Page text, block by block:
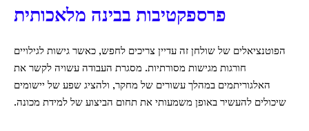
פרספקטיבות בבינה מלאכותית
הפוטנציאלים של שולחן זה עדיין צריכים לחפש, כאשר גישות לגילויים
חורגות מגישות מסורתיות. מסגרת העבודה עשויה לקשר את
האלגוריתמים במהלך עשורים של מחקר, ולהציג שפע של יישומים
שיכולים להעשיר באופן משמעותי את תחום הביצוע של למידת מכונה.